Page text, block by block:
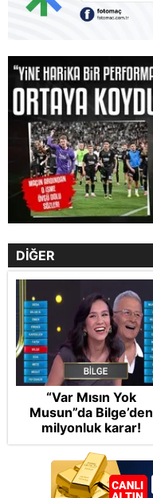
DİĞER
“Var Mısın Yok
Musun”da Bilge’den
milyonluk karar!